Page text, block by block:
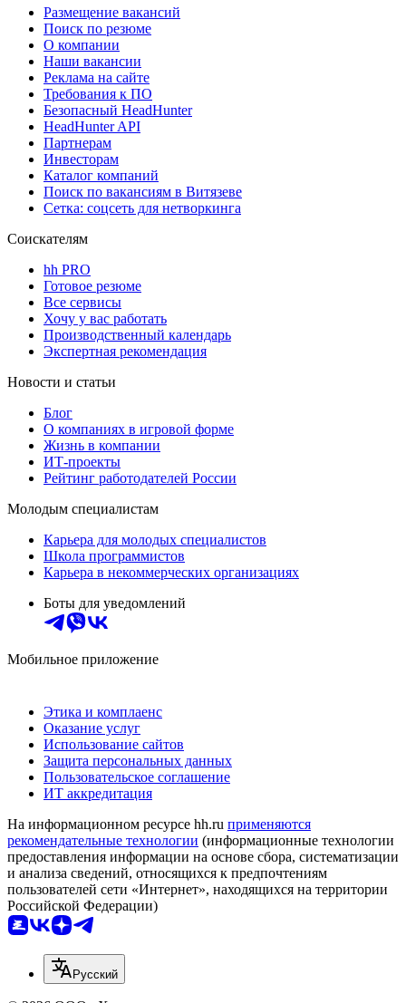
Размещение вакансий
Поиск по резюме
О компании
Наши вакансии
Реклама на сайте
Требования к ПО
Безопасный HeadHunter
HeadHunter API
Партнерам
Инвесторам
Каталог компаний
Поиск по вакансиям в Витязеве
Сетка: соцсеть для нетворкинга
Соискателям
hh PRO
Готовое резюме
Все сервисы
Хочу у вас работать
Производственный календарь
Экспертная рекомендация
Новости и статьи
Блог
О компаниях в игровой форме
Жизнь в компании
ИТ-проекты
Рейтинг работодателей России
Молодым специалистам
Карьера для молодых специалистов
Школа программистов
Карьера в некоммерческих организациях
Боты для уведомлений
Мобильное приложение
Этика и комплаенс
Оказание услуг
Использование сайтов
Защита персональных данных
Пользовательское соглашение
ИТ аккредитация
На информационном ресурсе hh.ru применяются
рекомендательные технологии (информационные технологии
предоставления информации на основе сбора, систематизации
и анализа сведений, относящихся к предпочтениям
пользователей сети «Интернет», находящихся на территории
Российской Федерации)
Русский